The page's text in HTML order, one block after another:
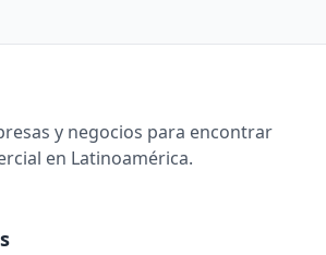
y negocios para encontrar
en Latinoamérica.